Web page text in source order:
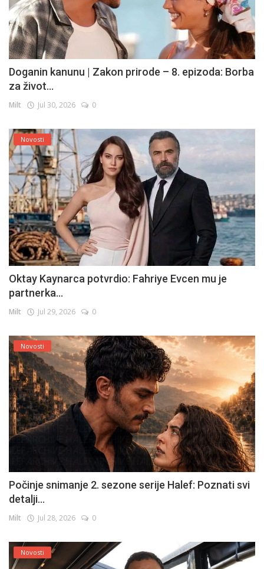
Doganin kanunu | Zakon prirode – 8. epizoda: Borba
za život...
Milt Jul 30, 2026 0
Novosti
Oktay Kaynarca potvrdio: Fahriye Evcen mu je
partnerka...
Milt Jul 29, 2026 0
Novosti
Počinje snimanje 2. sezone serije Halef: Poznati svi
detalji...
Milt Jul 28, 2026 0
Novosti